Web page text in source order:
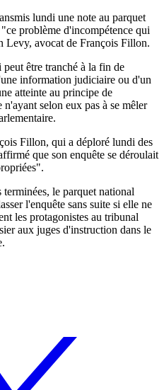
lundi une note au parquet
problème d'incompétence qui
Levy, avocat de François Fillon.
être tranché à la fin de
information judiciaire ou d'un
atteinte au principe de
selon eux pas à se mêler
Fillon, qui a déploré lundi des
que son enquête se déroulait
le parquet national
l'enquête sans suite si elle ne
les protagonistes au tribunal
aux juges d'instruction dans le